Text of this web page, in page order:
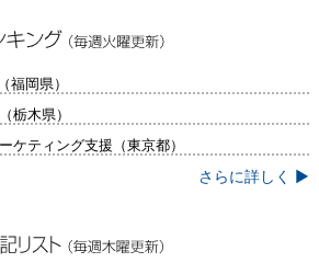
岡県）
木県）
ティング支援（東京都）
さらに詳しく ▶